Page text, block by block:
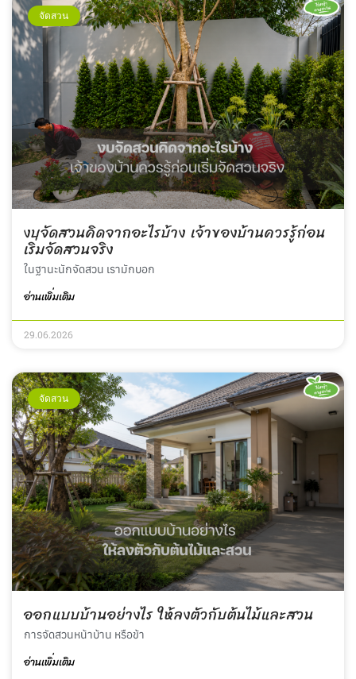
จัดสวน
งบจัดสวนคิดจากอะไรบ้าง เจ้าของบ้านควรรู้ก่อน
เริ่มจัดสวนจริง
ในฐานะนักจัดสวน เรามักบอก
อ่านเพิ่มเติม
29.06.2026
จัดสวน
ออกแบบบ้านอย่างไร ให้ลงตัวกับต้นไม้และสวน
การจัดสวนหน้าบ้าน หรือข้า
อ่านเพิ่มเติม